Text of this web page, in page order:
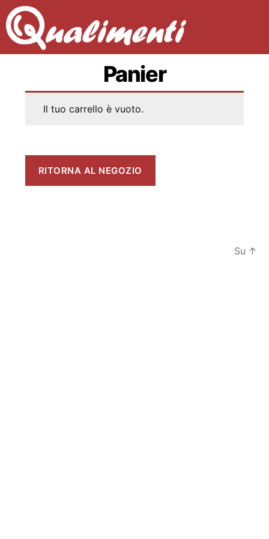
Panier
Il tuo carrello è vuoto.
RITORNA AL NEGOZIO
Su ↑